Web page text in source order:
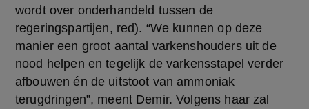
wordt over onderhandeld tussen de
regeringspartijen, red). “We kunnen op deze
manier een groot aantal varkenshouders uit de
nood helpen en tegelijk de varkensstapel verder
afbouwen én de uitstoot van ammoniak
terugdringen”, meent Demir. Volgens haar zal